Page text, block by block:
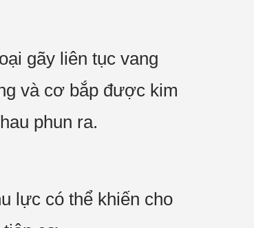
gãy liên tục vang
và cơ bắp được kim
phun ra.
lực có thể khiến cho